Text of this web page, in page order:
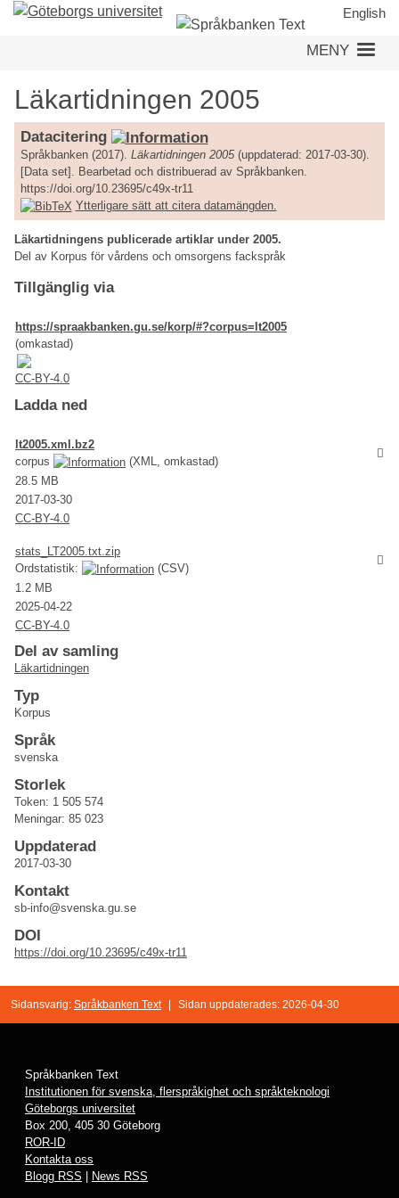
Hoppa
English
MENY
Läkartidningen 2005
Datacitering
Språkbanken (2017). Läkartidningen 2005(uppdaterad: 2017-03-30).
[Data set]. Bearbetad och distribuerad av Språkbanken.
https://doi.org/10.23695/c49x-tr11
Ytterligare sätt att citera datamängden.
Läkartidningens publicerade artiklar under 2005.
Del av Korpus för vårdens och omsorgens fackspråk
Tillgänglig via
https://spraakbanken.gu.se/korp/#?corpus=lt2005
(omkastad)
CC-BY-4.0
Ladda ned
lt2005.xml.bz2
corpus
(XML, omkastad)
28.5 MB
2017-03-30
CC-BY-4.0
stats_LT2005.txt.zip
Ordstatistik:
(CSV)
1.2 MB
2025-04-22
CC-BY-4.0
Del av samling
Läkartidningen
Typ
Korpus
Språk
svenska
Storlek
Token: 1 505 574
Meningar: 85 023
Uppdaterad
2017-03-30
Kontakt
sb-info@svenska.gu.se
DOI
https://doi.org/10.23695/c49x-tr11
Sidansvarig: Språkbanken Text Sidan uppdaterades: 2026-04-30
Språkbanken Text
Institutionen för svenska, flerspråkighet och språkteknologi
Göteborgs universitet
Box 200, 405 30 Göteborg
ROR-ID
Kontakta oss
Blogg RSS
News RSS